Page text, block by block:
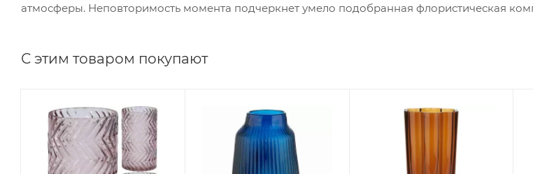
атмосферы. Неповторимость момента подчеркнет умело подобранная флористическая
С этим товаром покупают